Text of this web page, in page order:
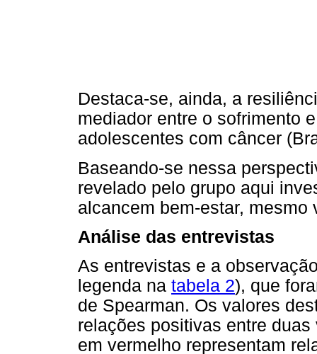
Destaca-se, ainda, a
mediador entre o sofrimento
adolescentes com câncer
Baseando-se nessa
revelado pelo grupo aqui
alcancem bem-estar,
Análise das entrevistas
As entrevistas e a
legenda na tabela 2), que
de Spearman. Os valores
relações positivas entre
em vermelho representam